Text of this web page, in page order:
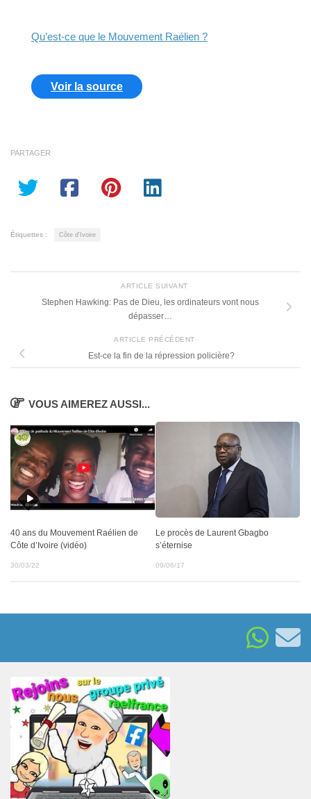
Qu’est-ce que le Mouvement Raélien ?
Voir la source
PARTAGER
Étiquettes : Côte d'Ivoire
ARTICLE SUIVANT
Stephen Hawking: Pas de Dieu, les ordinateurs vont nous
dépasser…
ARTICLE PRÉCÉDENT
Est-ce la fin de la répression policière?
VOUS AIMEREZ AUSSI...
40 ans du Mouvement Raélien de
Côte d’Ivoire (vidéo)
30/03/22
Le procès de Laurent Gbagbo
s’éternise
09/06/17